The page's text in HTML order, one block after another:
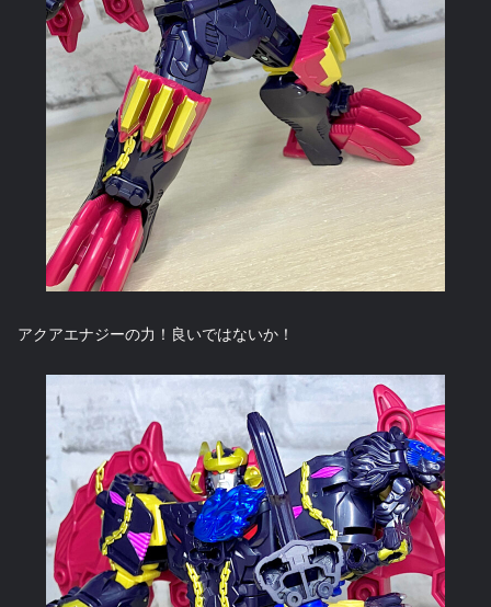
アクアエナジーの力！良いではないか！